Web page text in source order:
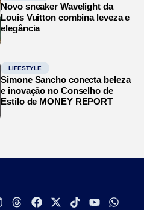
Novo sneaker Wavelight da
Louis Vuitton combina leveza e
elegância
LIFESTYLE
Simone Sancho conecta beleza
e inovação no Conselho de
Estilo de MONEY REPORT